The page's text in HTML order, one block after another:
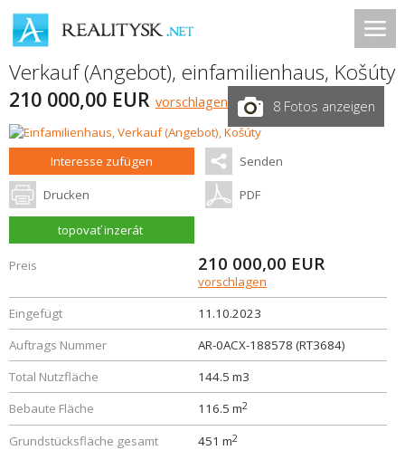
Verkauf (Angebot), einfamilienhaus, Košúty
210 000,00 EUR vorschlagen 8 Fotos anzeigen
Interesse zufügen Senden
Drucken PDF
topovať inzerát
Preis 210 000,00 EUR
vorschlagen
Eingefügt
11.10.2023
Auftrags Nummer
AR-0ACX-188578 (RT3684)
Total Nutzfläche
144.5 m3
Bebaute Fläche
116.5 m2
Grundstücksfläche gesamt 451 m2